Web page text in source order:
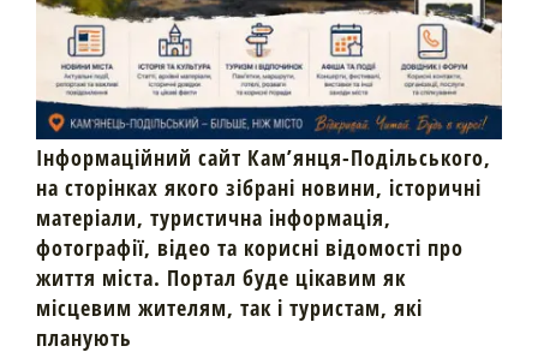
Інформаційний сайт Кам’янця-Подільського,
на сторінках якого зібрані новини, історичні
матеріали, туристична інформація,
фотографії, відео та корисні відомості про
життя міста. Портал буде цікавим як
місцевим жителям, так і туристам, які
планують